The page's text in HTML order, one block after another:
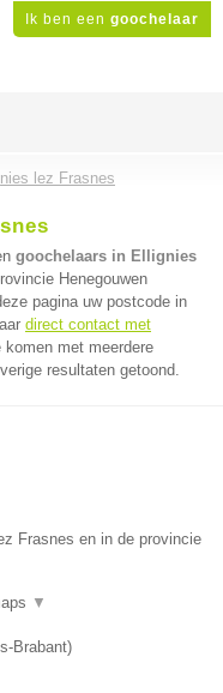
Ik ben een goochelaar
lez Frasnes
goochelaars in Ellignies
Henegouwen
pagina uw postcode in
direct contact met
met meerdere
resultaten getoond.
Frasnes en in de provincie
▼
Brabant)